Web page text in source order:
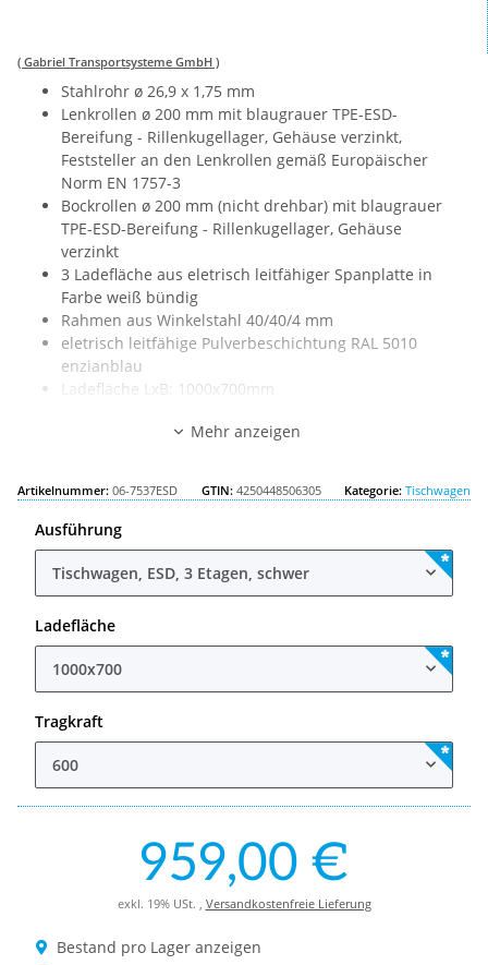
( Gabriel Transportsysteme GmbH )
Stahlrohr ø 26,9 x 1,75 mm
Lenkrollen ø 200 mm mit blaugrauer TPE-ESD-
Bereifung - Rillenkugellager, Gehäuse verzinkt,
Feststeller an den Lenkrollen gemäß Europäischer
Norm EN 1757-3
Bockrollen ø 200 mm (nicht drehbar) mit blaugrauer
TPE-ESD-Bereifung - Rillenkugellager, Gehäuse
verzinkt
3 Ladefläche aus eletrisch leitfähiger Spanplatte in
Farbe weiß bündig
Rahmen aus Winkelstahl 40/40/4 mm
eletrisch leitfähige Pulverbeschichtung RAL 5010
enzianblau
Ladefläche LxB: 1000x700mm
Tragkraft: 600kg
Mehr anzeigen
Artikelnummer: 06-7537ESD GTIN: 4250448506305 Kategorie: Tischwagen
Ausführung
Tischwagen, ESD, 3 Etagen, schwer
Ladefläche
1000x700
Tragkraft
600
959,00 €
exkl. 19% USt. , Versandkostenfreie Lieferung
Bestand pro Lager anzeigen